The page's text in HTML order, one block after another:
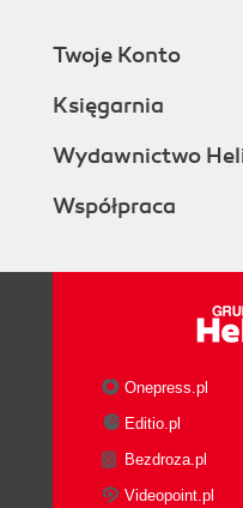
Twoje Konto
Księgarnia
Wydawnictwo
Współpraca
Onepress.pl
Editio.pl
Bezdroza.pl
Videopoint.pl